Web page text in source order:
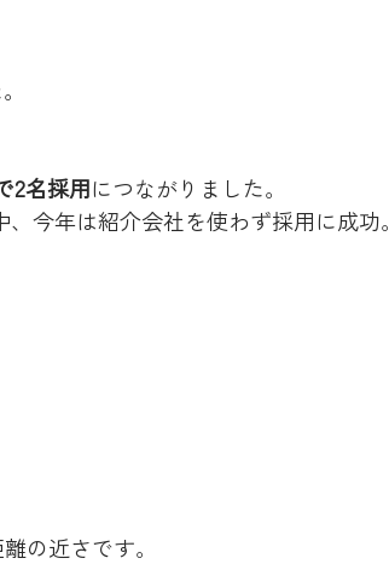
2名採用につながりました。
今年は紹介会社を使わず採用に成功。
の近さです。